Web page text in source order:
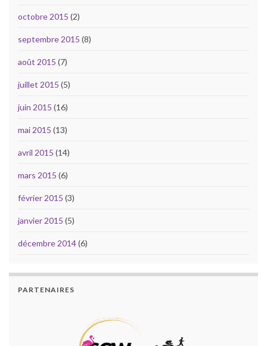
octobre 2015 (2)
septembre 2015 (8)
août 2015 (7)
juillet 2015 (5)
juin 2015 (16)
mai 2015 (13)
avril 2015 (14)
mars 2015 (6)
février 2015 (3)
janvier 2015 (5)
décembre 2014(6)
PARTENAIRES